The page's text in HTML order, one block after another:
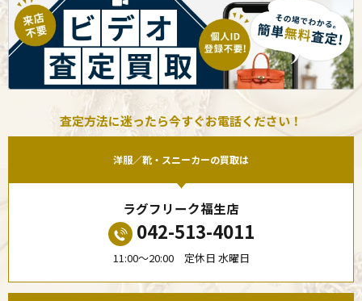
査定方法に迷ったら今すぐお電話ください！
洋服／靴・スニーカーの買取は
ラグフリーク福生店
042-513-4011
11:00〜20:00 定休日 水曜日